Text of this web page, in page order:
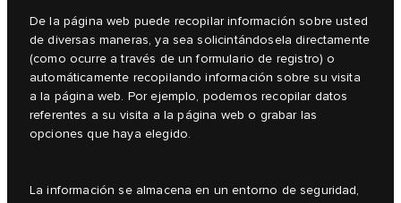
De la página web puede recopilar información sobre usted
de diversas maneras, ya sea solicintándosela directamente
(como ocurre a través de un formulario de registro) o
automáticamente recopilando información sobre su visita
a la página web. Por ejemplo, podemos recopilar datos
referentes a su visita a la página web o grabar las
opciones que haya elegido.
La información se almacena en un entorno de seguridad,